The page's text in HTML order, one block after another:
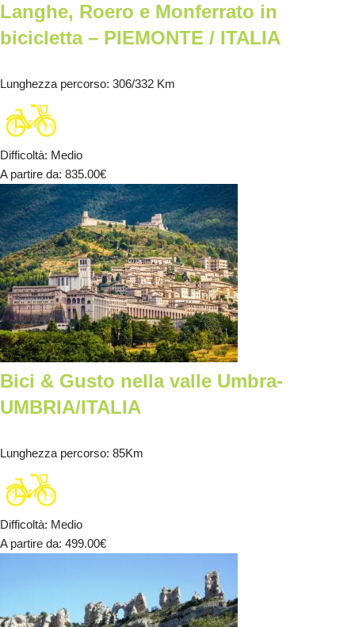
Langhe, Roero e Monferrato in
bicicletta – PIEMONTE / ITALIA
Lunghezza percorso: 306/332 Km
Difficoltà: Medio
A partire da: 835.00€
Bici & Gusto nella valle Umbra-
UMBRIA/ITALIA
Lunghezza percorso: 85Km
Difficoltà: Medio
A partire da: 499.00€